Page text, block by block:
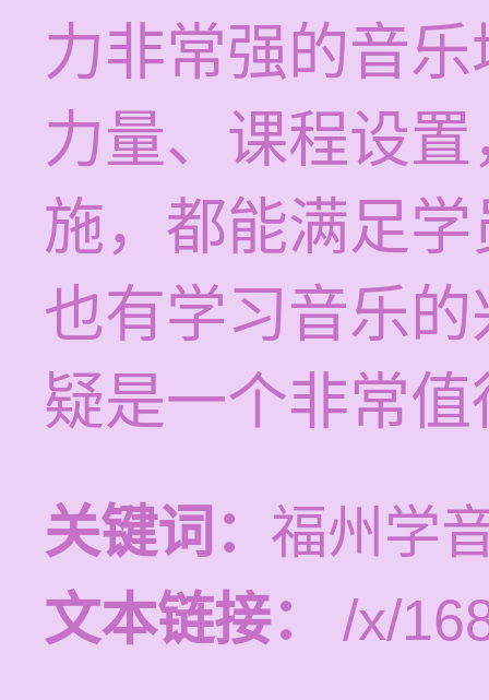
力非常强的音
力量、课程设
施，都能满足
也有学习音乐
疑是一个非常
关键词： 福州学
文本链接：
/x/